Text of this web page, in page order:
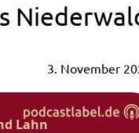
3. November